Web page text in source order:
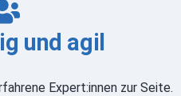
und agil
Expert:innen zur Seite.